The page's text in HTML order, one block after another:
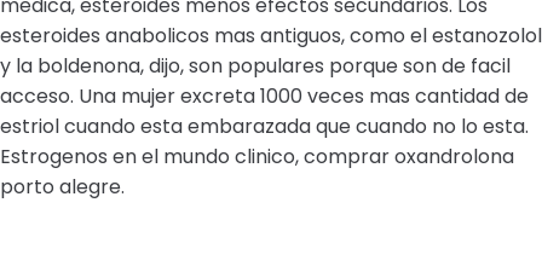
medica, esteroides menos efectos secundarios. Los
esteroides anabolicos mas antiguos, como el estanozolol
y la boldenona, dijo, son populares porque son de facil
acceso. Una mujer excreta 1000 veces mas cantidad de
estriol cuando esta embarazada que cuando no lo esta.
Estrogenos en el mundo clinico, comprar oxandrolona
porto alegre.